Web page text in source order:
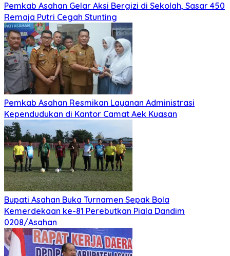
Pemkab Asahan Gelar Aksi Bergizi di Sekolah, Sasar 450
Remaja Putri Cegah Stunting
Pemkab Asahan Resmikan Layanan Administrasi
Kependudukan di Kantor Camat Aek Kuasan
Bupati Asahan Buka Turnamen Sepak Bola
Kemerdekaan ke-81 Perebutkan Piala Dandim
0208/Asahan